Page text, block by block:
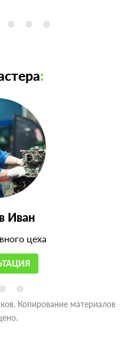
:
Иван
цеха
Копирование материалов